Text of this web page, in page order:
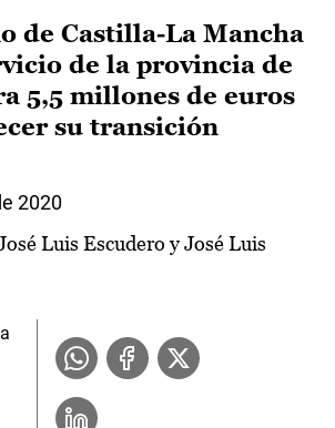
de Castilla-La Mancha
de la provincia de
5,5 millones de euros
su transición
2020
Luis Escudero y José Luis